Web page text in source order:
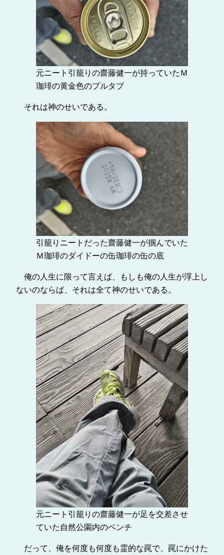
元ニート引籠りの齋藤健一が持っていたＭ
珈琲の黄金色のプルタブ
それは神のせいである。
引籠りニートだった齋藤健一が掴んでいた
Ｍ珈琲のダイドーの缶珈琲の缶の底
俺の人生に限って言えば、もしも俺の人生が浮上し
ないのならば、それは全て神のせいである。
元ニート引籠りの齋藤健一が足を交差させ
ていた自然公園内のベンチ
だって、俺を何度も何度も霊的な罠で、罠にかけた